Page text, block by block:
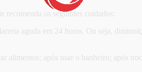
recomenda os seguintes cuidados:
aguda em 24 horas. Ou seja,
alimentos; após usar o banheiro; após